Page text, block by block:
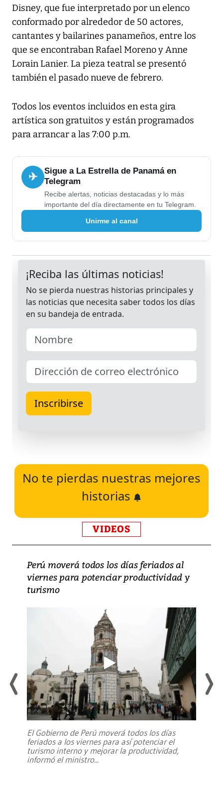
Disney, que fue interpretado por un elenco
conformado por alrededor de 50 actores,
cantantes y bailarines panameños, entre los
que se encontraban Rafael Moreno y Anne
Lorain Lanier. La pieza teatral se presentó
también el pasado nueve de febrero.
Todos los eventos incluidos en esta gira
artística son gratuitos y están programados
para arrancar a las 7:00 p.m.
✈
Sigue a La Estrella de Panamá en
Telegram
Recibe alertas, noticias destacadas y lo más
importante del día directamente en tu Telegram.
Unirme al canal
No te pierdas nuestras mejores
historias
VIDEOS
Perú moverá todos los días feriados al
viernes para potenciar productividad y
turismo
El Gobierno de Perú moverá todos los días
feriados a los viernes para así potenciar el
turismo interno y mejorar la productividad,
informó el ministro...